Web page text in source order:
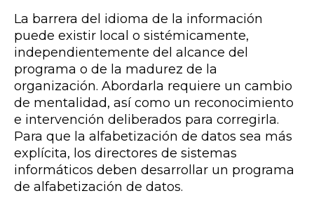
La barrera del idioma de la información
puede existir local o sistémicamente,
independientemente del alcance del
programa o de la madurez de la
organización. Abordarla requiere un cambio
de mentalidad, así como un reconocimiento
e intervención deliberados para corregirla.
Para que la alfabetización de datos sea más
explícita, los directores de sistemas
informáticos deben desarrollar un programa
de alfabetización de datos.